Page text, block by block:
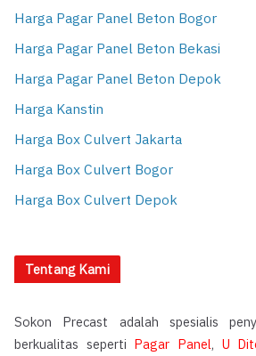
Harga Pagar Panel Beton Bogor
Harga Pagar Panel Beton Bekasi
Harga Pagar Panel Beton Depok
Harga Kanstin
Harga Box Culvert Jakarta
Harga Box Culvert Bogor
Harga Box Culvert Depok
Tentang Kami
Sokon Precast adalah spesialis
berkualitas seperti Pagar Panel, U